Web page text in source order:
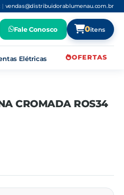
| vendas@distribuidorablumenau.com.br
Fale Conosco 0itens
Elétricas OFERTAS
CROMADA ROS34